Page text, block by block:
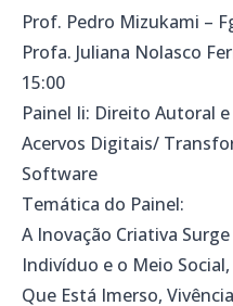
Prof. Pedro Mizukami –
Profa. Juliana Nolasco
15:00
Painel Ii: Direito Autoral
Acervos Digitais/
Software
Temática do Painel:
A Inovação Criativa
Indivíduo e o Meio
Que Está Imerso,